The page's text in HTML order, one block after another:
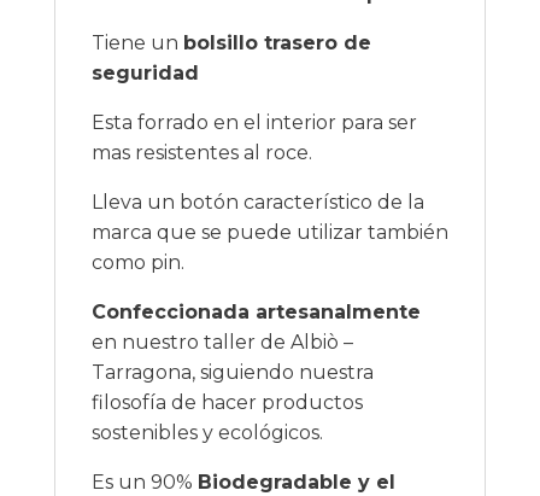
Tiene un bolsillo trasero de
seguridad
Esta forrado en el interior para ser
mas resistentes al roce.
Lleva un botón característico de la
marca que se puede utilizar también
como pin.
Confeccionada artesanalmente
en nuestro taller de Albiò –
Tarragona, siguiendo nuestra
filosofía de hacer productos
sostenibles y ecológicos.
Es un 90% Biodegradable y el